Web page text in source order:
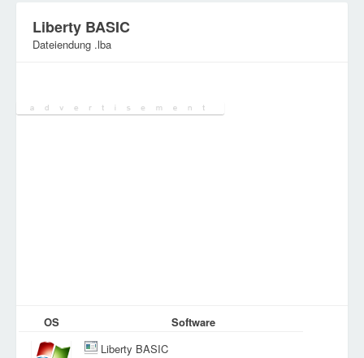
Liberty BASIC
Dateiendung .lba
OS
Software
Liberty BASIC